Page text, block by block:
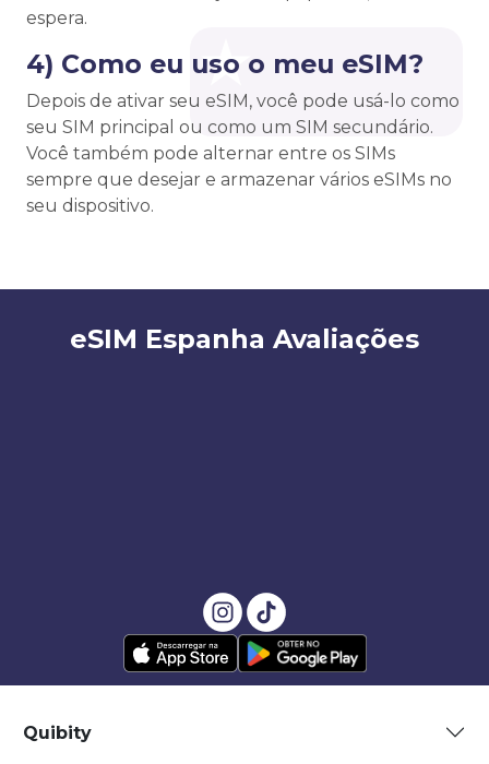
espera.
4) Como eu uso o meu eSIM?
Depois de ativar seu eSIM, você pode usá-lo como
seu SIM principal ou como um SIM secundário.
Você também pode alternar entre os SIMs
sempre que desejar e armazenar vários eSIMs no
seu dispositivo.
eSIM Espanha Avaliações
Quibity